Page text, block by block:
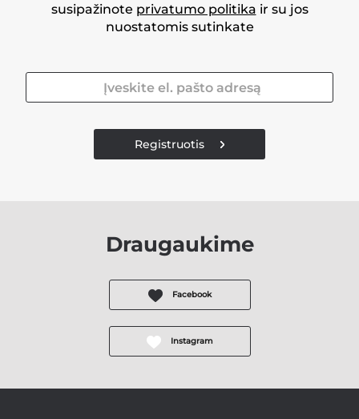
susipažinote privatumo politika ir su jos
nuostatomis sutinkate
Registruotis
Draugaukime
Facebook
Instagram